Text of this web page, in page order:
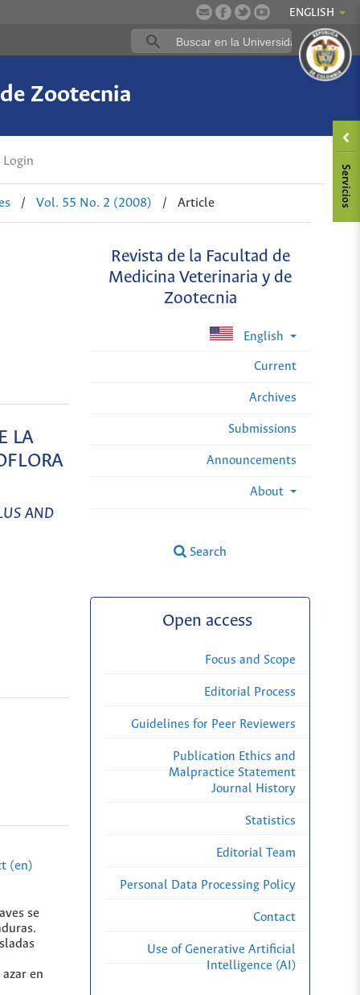
ENGLISH
Zootecnia
Login
/ Vol. 55 No. 2 (2008) / Article
Revista de la Facultad de
Medicina Veterinaria y de
Zootecnia
English
Current
Archives
Submissions
Announcements
About
Search
LA
AND
(en)
se
en
Open access
Focus and Scope
Editorial Process
Guidelines for Peer Reviewers
Publication Ethics and
Malpractice Statement
Journal History
Statistics
Editorial Team
Personal Data Processing Policy
Contact
Use of Generative Artificial
Intelligence (AI)